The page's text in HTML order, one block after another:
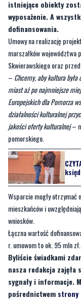
Umowy na realizację
marszałków województwa
Skwierawskiego oraz
–Chcemy, aby kultura była
miast aż po najmniejsze
Europejskich dla Pomorza
działalności kulturalnej
jakości oferty kulturalnej–
pomorskiego.
Wsparcie mogły otrzymać
mieszkańców i
wniosków.
Łączna wartość
r. umowom to ok. 95 mln zł.
Byliście świadkami
nasza redakcja zajęła
sygnały i informacje.
pośrednictwemstrony
telefonu 729 715 670.